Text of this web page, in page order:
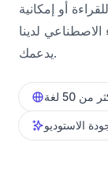
أو إمكانية
لدينا
يدعمك.
من 50 لغة
الاستوديو